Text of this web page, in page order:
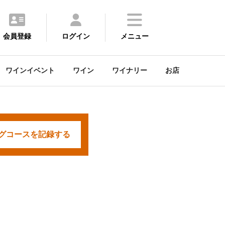
会員登録 ログイン メニュー
ワインイベント ワイン ワイナリー お店
コースを記録する